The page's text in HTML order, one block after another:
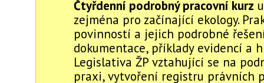
Čtyřdenní podrobný pracovní kurz
zejména pro začínající ekology.
povinností a jejich podrobné
dokumentace, příklady evidencí a
Legislativa ŽP vztahující se na
praxi, vytvoření registru právních